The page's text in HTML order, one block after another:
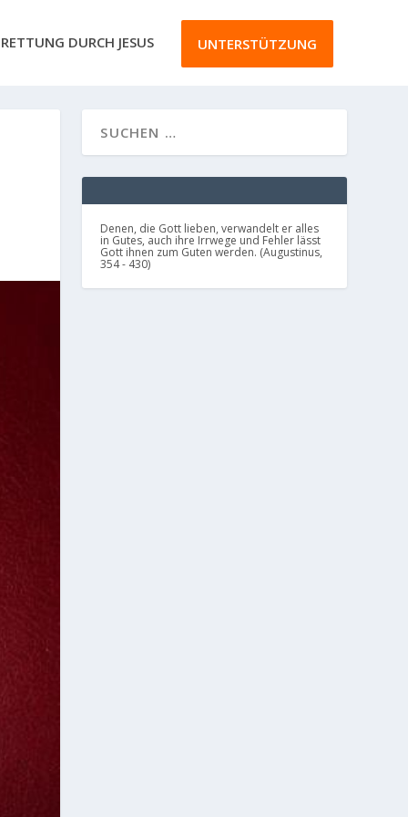
RETTUNG DURCH JESUS UNTERSTÜTZUNG
Denen, die Gott lieben, verwandelt er alles
in Gutes, auch ihre Irrwege und Fehler lässt
Gott ihnen zum Guten werden. (Augustinus,
354 - 430)